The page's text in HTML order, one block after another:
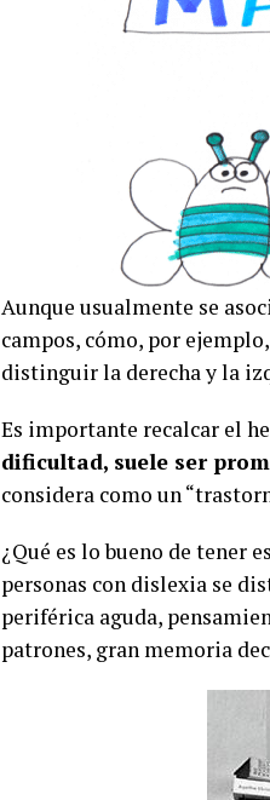
Aunque usualmente se
campos, cómo, por
distinguir la derecha y la
Es importante recalcar el
dificultad, suele ser
considera como un
¿Qué es lo bueno de tener
personas con dislexia se
periférica aguda,
patrones, gran memoria